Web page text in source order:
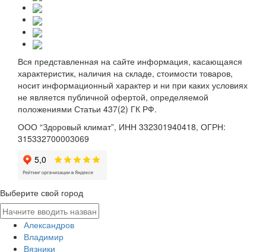
Вся представленная на сайте информация, касающаяся
характеристик, наличия на складе, стоимости товаров,
носит информационный характер и ни при каких условиях
не является публичной офертой, определяемой
положениями Статьи 437(2) ГК РФ.
ООО “Здоровый климат”, ИНН 332301940418, ОГРН:
315332700003069
Выберите свой город
Александров
Владимир
Вязники